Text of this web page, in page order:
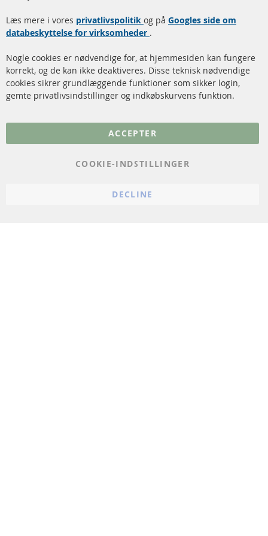
rengøring
Katalysator (KAT)
Sensorer
FAQ
Kontakt
Læs mere i vores privatlivspolitik og på Googles side om
databeskyttelse for virksomheder .
Nogle cookies er nødvendige for, at hjemmesiden kan fungere
korrekt, og de kan ikke deaktiveres. Disse teknisk nødvendige
cookies sikrer grundlæggende funktioner som sikker login,
gemte privatlivsindstillinger og indkøbskurvens funktion.
ACCEPTER
COOKIE-INDSTILLINGER
DECLINE